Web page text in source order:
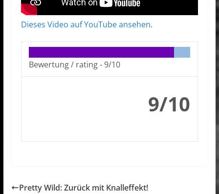
Dieses Video auf YouTube ansehen.
Bewertung / rating -9/10
9/10
Pretty Wild: Zurück mit Knalleffekt!